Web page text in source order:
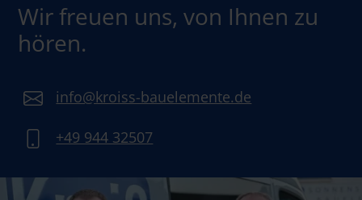
Wir freuen uns, von Ihnen zu
hören.
info@kroiss-bauelemente.de
+49 944 32507